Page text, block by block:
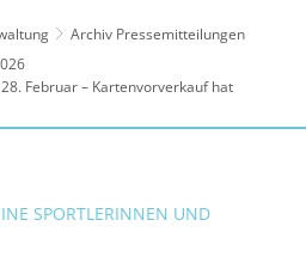
Archiv Pressemitteilungen
Februar – Kartenvorverkauf hat
SPORTLERINNEN UND